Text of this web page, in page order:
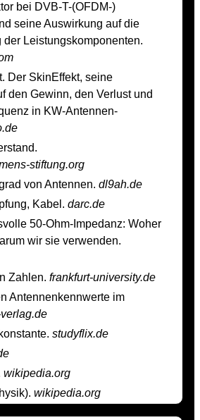
bei DVB-T-(OFDM-)
seine Auswirkung auf die
der Leistungskomponenten.
Der Skin­Effekt, seine
den Gewinn, den Verlust und
in KW­-Antennen­-
stiftung.org
von Antennen. dl9ah.de
Kabel. darc.de
50-Ohm-Impedanz: Woher
wir sie verwenden.
Zahlen. frankfurt-university.de
Antennenkennwerte im
studyflix.de
wikipedia.org
wikipedia.org